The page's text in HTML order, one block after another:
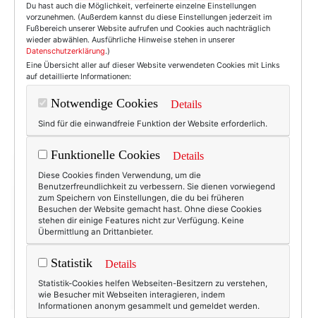
Einträge mit dem
Tag: Naturmode
Du hast auch die Möglichkeit, verfeinerte einzelne Einstellungen
vorzunehmen. (Außerdem kannst du diese Einstellungen jederzeit im
Fußbereich unserer Website aufrufen und Cookies auch nachträglich
wieder abwählen. Ausführliche Hinweise stehen in unserer
Datenschutzerklärung.)
Eine Übersicht aller auf dieser Website verwendeten Cookies mit Links
auf detaillierte Informationen:
Notwendige Cookies Details
Sind für die einwandfreie Funktion der Website erforderlich.
Funktionelle Cookies Details
Diese Cookies finden Verwendung, um die
Benutzerfreundlichkeit zu verbessern. Sie dienen vorwiegend
zum Speichern von Einstellungen, die du bei früheren
Besuchen der Website gemacht hast. Ohne diese Cookies
stehen dir einige Features nicht zur Verfügung. Keine
Übermittlung an Drittanbieter.
Statistik Details
Statistik-Cookies helfen Webseiten-Besitzern zu verstehen,
wie Besucher mit Webseiten interagieren, indem
Informationen anonym gesammelt und gemeldet werden.